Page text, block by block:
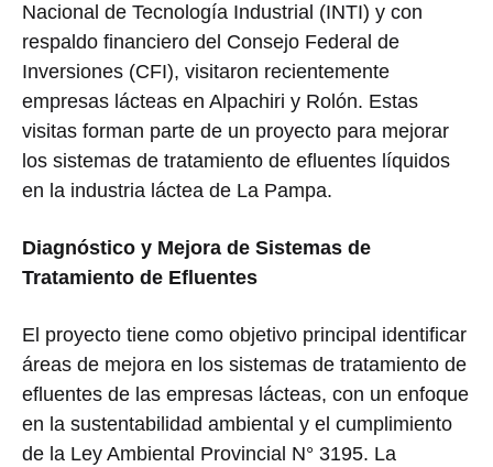
Nacional de Tecnología Industrial (INTI) y con
respaldo financiero del Consejo Federal de
Inversiones (CFI), visitaron recientemente
empresas lácteas en Alpachiri y Rolón. Estas
visitas forman parte de un proyecto para mejorar
los sistemas de tratamiento de efluentes líquidos
en la industria láctea de La Pampa.
Diagnóstico y Mejora de Sistemas de
Tratamiento de Efluentes
El proyecto tiene como objetivo principal identificar
áreas de mejora en los sistemas de tratamiento de
efluentes de las empresas lácteas, con un enfoque
en la sustentabilidad ambiental y el cumplimiento
de la Ley Ambiental Provincial N° 3195. La